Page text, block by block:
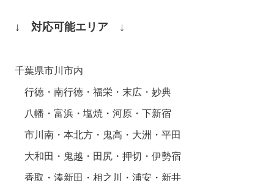
↓　対応可能エリア　↓
千葉県市川市内
行徳・南行徳・福栄・末広・妙典
八幡・富浜・塩焼・河原・下新宿
市川南・本北方・鬼高・大洲・平田
大和田・鬼越・田尻・押切・伊勢宿
香取・湊新田・相之川・浦安・新井